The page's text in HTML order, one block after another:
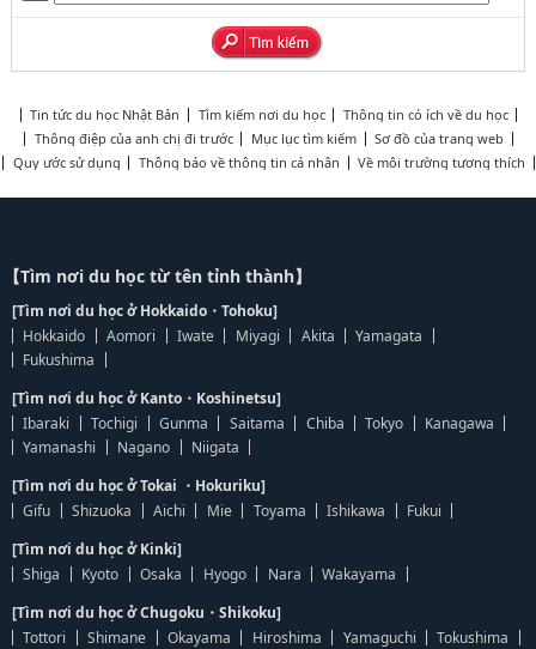
Tin tức du học Nhật Bản Tìm kiếm nơi du học
Thông tin có ích về du học
Thông điệp của anh chị đi trước
Mục lục tìm kiếm
Sơ đồ của trang web
Quy ước sử dụng
Thông báo về thông tin cá nhân Về môi trường tương thích
【Tìm nơi du học từ tên tỉnh thành】
[Tìm nơi du học ở Hokkaido・Tohoku]
Hokkaido
Aomori Iwate Miyagi Akita
Yamagata
Fukushima
[Tìm nơi du học ở Kanto・Koshinetsu]
Ibaraki
Tochigi Gunma Saitama Chiba Tokyo
Kanagawa
Yamanashi
Nagano
Niigata
[Tìm nơi du học ở Tokai ・Hokuriku]
Gifu
Shizuoka Aichi Mie Toyama Ishikawa
Fukui
[Tìm nơi du học ở Kinki]
Shiga
Kyoto Osaka Hyogo Nara
Wakayama
[Tìm nơi du học ở Chugoku・Shikoku]
Tottori
Shimane Okayama Hiroshima Yamaguchi
Tokushima